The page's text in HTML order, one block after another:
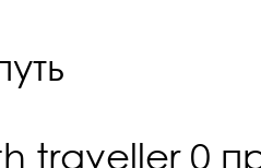
traveller 0